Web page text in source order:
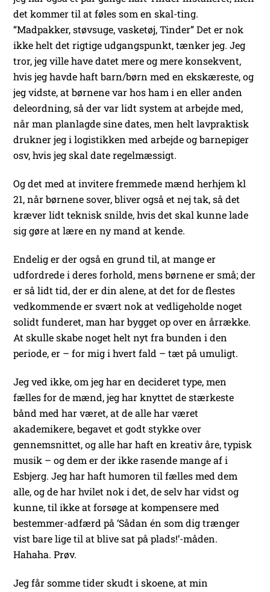
det kommer til at føles som en skal-ting.
“Madpakker, støvsuge, vasketøj, Tinder” Det er nok
ikke helt det rigtige udgangspunkt, tænker jeg. Jeg
tror, jeg ville have datet mere og mere konsekvent,
hvis jeg havde haft barn/børn med en ekskæreste, og
jeg vidste, at børnene var hos ham i en eller anden
deleordning, så der var lidt system at arbejde med,
når man planlagde sine dates, men helt lavpraktisk
drukner jeg i logistikken med arbejde og barnepiger
osv, hvis jeg skal date regelmæssigt.
Og det med at invitere fremmede mænd herhjem kl
21, når børnene sover, bliver også et nej tak, så det
kræver lidt teknisk snilde, hvis det skal kunne lade
sig gøre at lære en ny mand at kende.
Endelig er der også en grund til, at mange er
udfordrede i deres forhold, mens børnene er små; der
er så lidt tid, der er din alene, at det for de flestes
vedkommende er svært nok at vedligeholde noget
solidt funderet, man har bygget op over en årrække.
At skulle skabe noget helt nyt fra bunden i den
periode, er – for mig i hvert fald – tæt på umuligt.
Jeg ved ikke, om jeg har en decideret type, men
fælles for de mænd, jeg har knyttet de stærkeste
bånd med har været, at de alle har været
akademikere, begavet et godt stykke over
gennemsnittet, og alle har haft en kreativ åre, typisk
musik – og dem er der ikke rasende mange af i
Esbjerg. Jeg har haft humoren til fælles med dem
alle, og de har hvilet nok i det, de selv har vidst og
kunne, til ikke at forsøge at kompensere med
bestemmer-adfærd på ‘Sådan én som dig trænger
vist bare lige til at blive sat på plads!’-måden.
Hahaha. Prøv.
Jeg får somme tider skudt i skoene, at min